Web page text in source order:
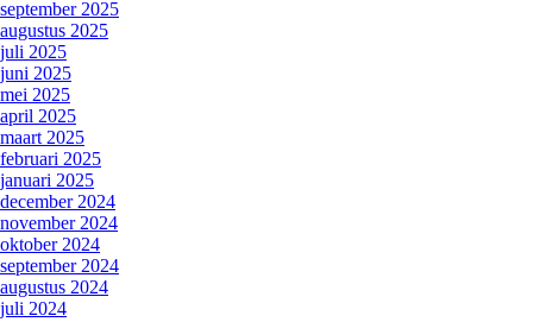
september 2025
augustus 2025
juli 2025
juni 2025
mei 2025
april 2025
maart 2025
februari 2025
januari 2025
december 2024
november 2024
oktober 2024
september 2024
augustus 2024
juli 2024